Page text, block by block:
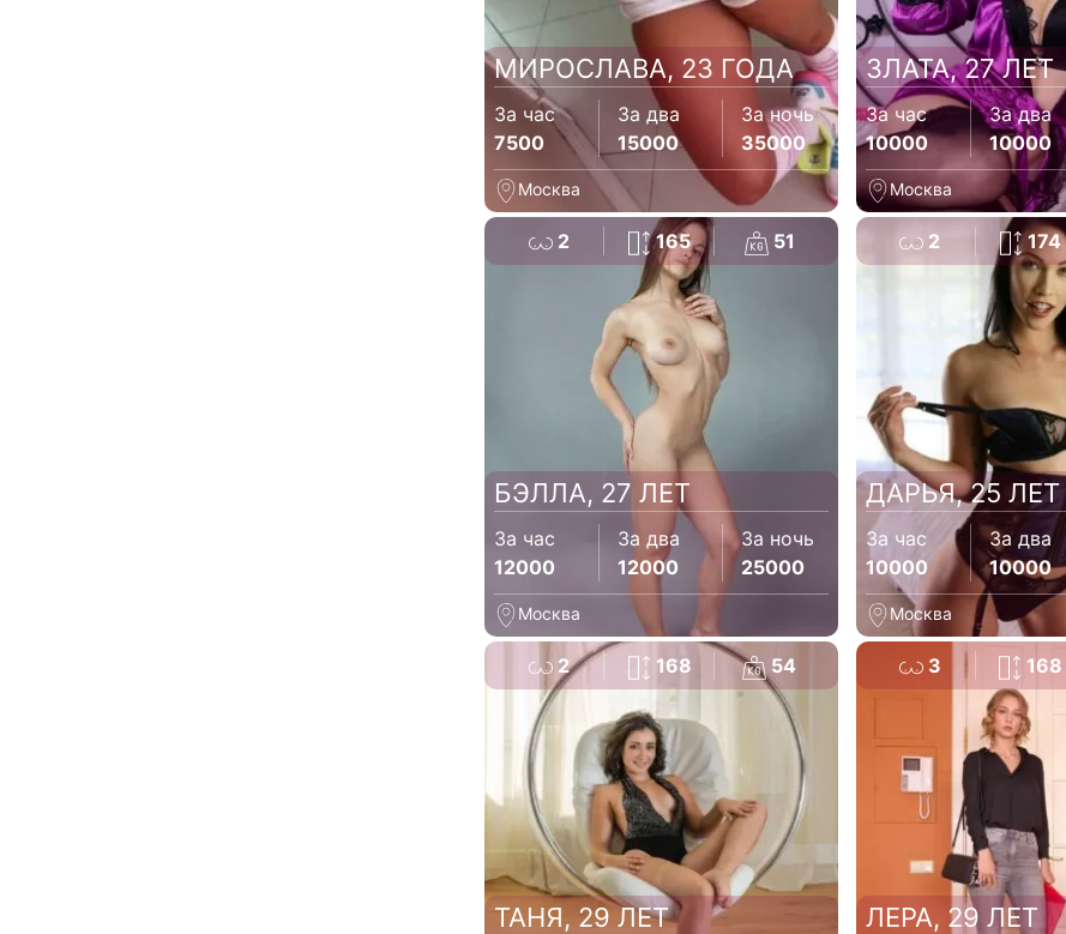
МИРОСЛАВА, 23 ГОДА
За час
7500
За два
15000
За ночь
35000
Москва
ЗЛАТА, 27 ЛЕТ
За час
10000
За два
10000
Москва
2 165 51
БЭЛЛА, 27 ЛЕТ
За час
12000
За два
12000
За ночь
25000
Москва
2 174
ДАРЬЯ, 25 ЛЕТ
За час
10000
За два
10000
Москва
2 168 54
ТАНЯ, 29 ЛЕТ
3 168
ЛЕРА, 29 ЛЕТ